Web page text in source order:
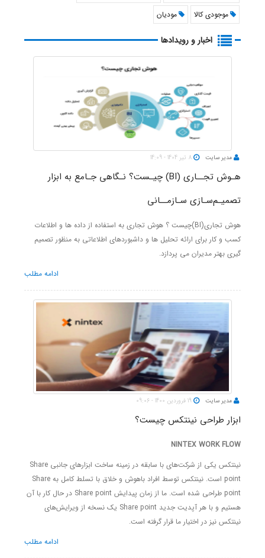
موجودی كالا
موديان
اخبار و رویدادها
مدیر سایت 8 تیر 1404 - 14:09
هـوش تجــاری (BI) چیـست؟ نـگاهی جـامع به ابزار
تصمیـم‌سـازی سـازمــانی
هوش تجاری(BI)چیست ؟ هوش تجاری به استفاده از داده ها و اطلاعات
کسب و کار برای ارائه تحلیل ها و داشبوردهای اطلاعاتی به منظور تصمیم
گیری بهتر مدیران می پردازد.
ادامه مطلب
مدیر سایت 19 فروردین 1400 - 09:06
ابزار طراحی نینتکس چیست؟
NINTEX WORK FLOW
نینتکس یکی از شرکت‌های با سابقه در زمینه ساخت ابزارهای جانبی Share
point است. نینتکس توسط افراد باهوش و خلاق با تسلط کامل به Share
point طراحی شده است. ما از زمان پیدایش Share point در حال کار با آن
هستیم و با هر آپدیت جدید Share point یک نسخه از ویرایش‌های
نینتکس نیز در اختیار ما قرار گرفته است.
ادامه مطلب